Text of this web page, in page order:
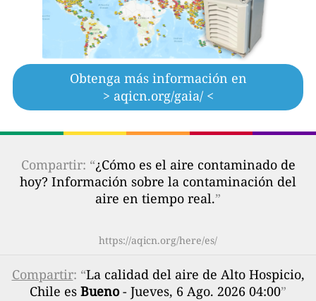
Obtenga más información en
> aqicn.org/gaia/ <
Compartir: “¿Cómo es el aire contaminado de
hoy? Información sobre la contaminación del
aire en tiempo real.”
https://aqicn.org/here/es/
Compartir: “La calidad del aire de Alto Hospicio,
Chile es Bueno- Jueves, 6 Ago. 2026 04:00”